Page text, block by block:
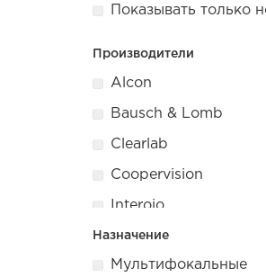
Показывать только
Производители
Alcon
Bausch & Lomb
Clearlab
Coopervision
Interojo
Maxima
Назначение
Мультифокальные